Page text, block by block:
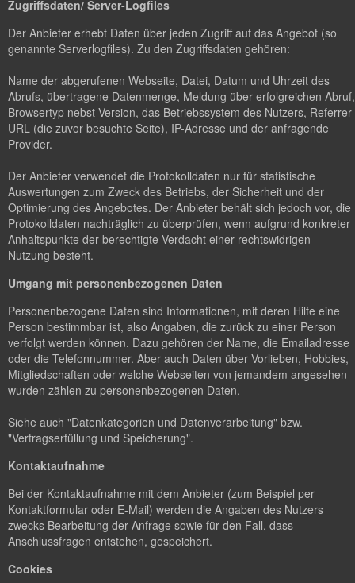
Zugriffsdaten/ Server-Logfiles
Der Anbieter erhebt Daten über jeden Zugriff auf das Angebot (so
genannte Serverlogfiles). Zu den Zugriffsdaten gehören:
Name der abgerufenen Webseite, Datei, Datum und Uhrzeit des
Abrufs, übertragene Datenmenge, Meldung über erfolgreichen Abruf,
Browsertyp nebst Version, das Betriebssystem des Nutzers, Referrer
URL (die zuvor besuchte Seite), IP-Adresse und der anfragende
Provider.
Der Anbieter verwendet die Protokolldaten nur für statistische
Auswertungen zum Zweck des Betriebs, der Sicherheit und der
Optimierung des Angebotes. Der Anbieter behält sich jedoch vor, die
Protokolldaten nachträglich zu überprüfen, wenn aufgrund konkreter
Anhaltspunkte der berechtigte Verdacht einer rechtswidrigen
Nutzung besteht.
Umgang mit personenbezogenen Daten
Personenbezogene Daten sind Informationen, mit deren Hilfe eine
Person bestimmbar ist, also Angaben, die zurück zu einer Person
verfolgt werden können. Dazu gehören der Name, die Emailadresse
oder die Telefonnummer. Aber auch Daten über Vorlieben, Hobbies,
Mitgliedschaften oder welche Webseiten von jemandem angesehen
wurden zählen zu personenbezogenen Daten.
Siehe auch "Datenkategorien und Datenverarbeitung" bzw.
"Vertragserfüllung und Speicherung".
Kontaktaufnahme
Bei der Kontaktaufnahme mit dem Anbieter (zum Beispiel per
Kontaktformular oder E-Mail) werden die Angaben des Nutzers
zwecks Bearbeitung der Anfrage sowie für den Fall, dass
Anschlussfragen entstehen, gespeichert.
Cookies